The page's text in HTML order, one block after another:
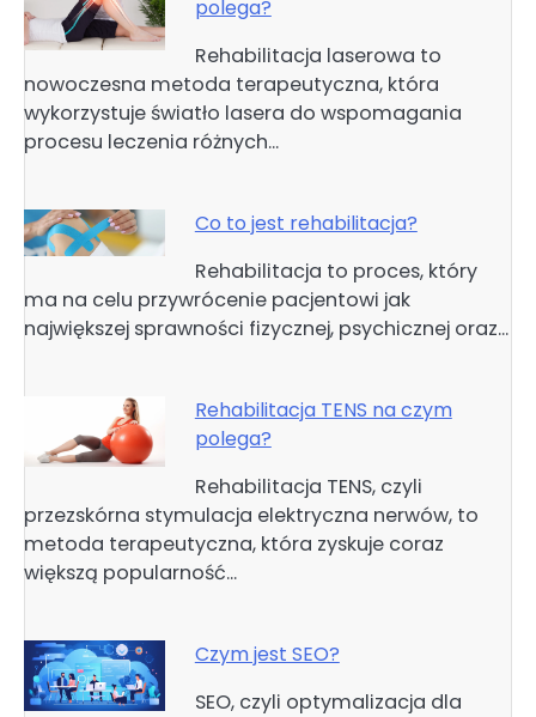
polega?
Rehabilitacja laserowa to
nowoczesna metoda terapeutyczna, która
wykorzystuje światło lasera do wspomagania
procesu leczenia różnych…
Co to jest rehabilitacja?
Rehabilitacja to proces, który
ma na celu przywrócenie pacjentowi jak
największej sprawności fizycznej, psychicznej oraz…
Rehabilitacja TENS na czym
polega?
Rehabilitacja TENS, czyli
przezskórna stymulacja elektryczna nerwów, to
metoda terapeutyczna, która zyskuje coraz
większą popularność…
Czym jest SEO?
SEO, czyli optymalizacja dla